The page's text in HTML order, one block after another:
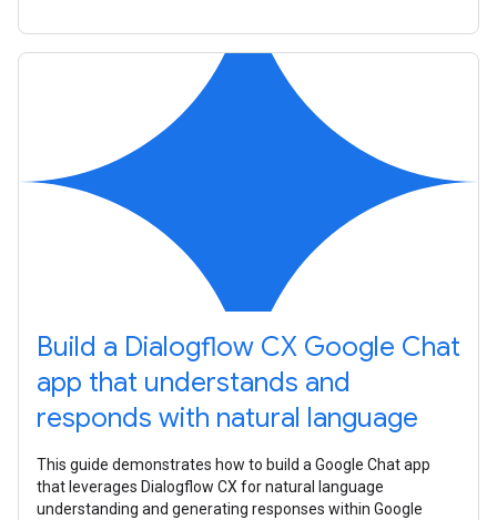
Build a Dialogflow CX Google Chat
app that understands and
responds with natural language
This guide demonstrates how to build a Google Chat app
that leverages Dialogflow CX for natural language
understanding and generating responses within Google